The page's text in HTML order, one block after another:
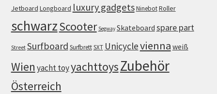
Jetboard Longboard luxury gadgetsNinebotRoller
schwarzScooter Segway Skateboard spare part
Street Surfboard SurfbrettSXT Unicyclevienna weiß
Wien yacht toyyachttoysZubehör
Österreich